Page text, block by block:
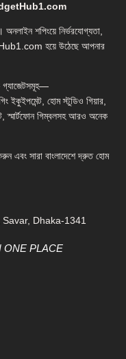
শপিংয়ে নির্ভরযোগ্যতা,
হয়ে উঠেছে আপনার
গ্যাজেটসমূহ—
ইকুইপমেন্ট, হোম স্টুডিও গিয়ার,
স্মার্টফোন গিম্বলসহ আরও অনেক
এবং সারা বাংলাদেশে দ্রুত হোম
Dhaka-1341
ONE PLACE